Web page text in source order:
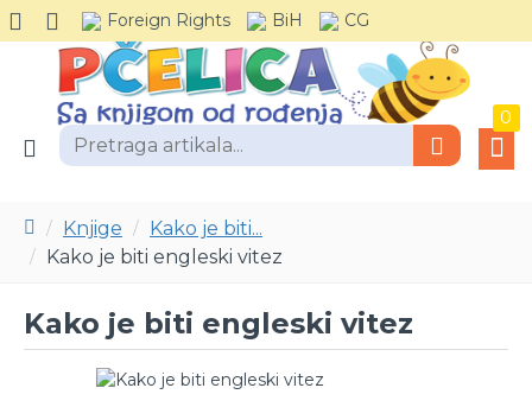
Foreign Rights BiH CG
0
Knjige
Kako je biti...
Kako je biti engleski vitez
Kako je biti engleski vitez